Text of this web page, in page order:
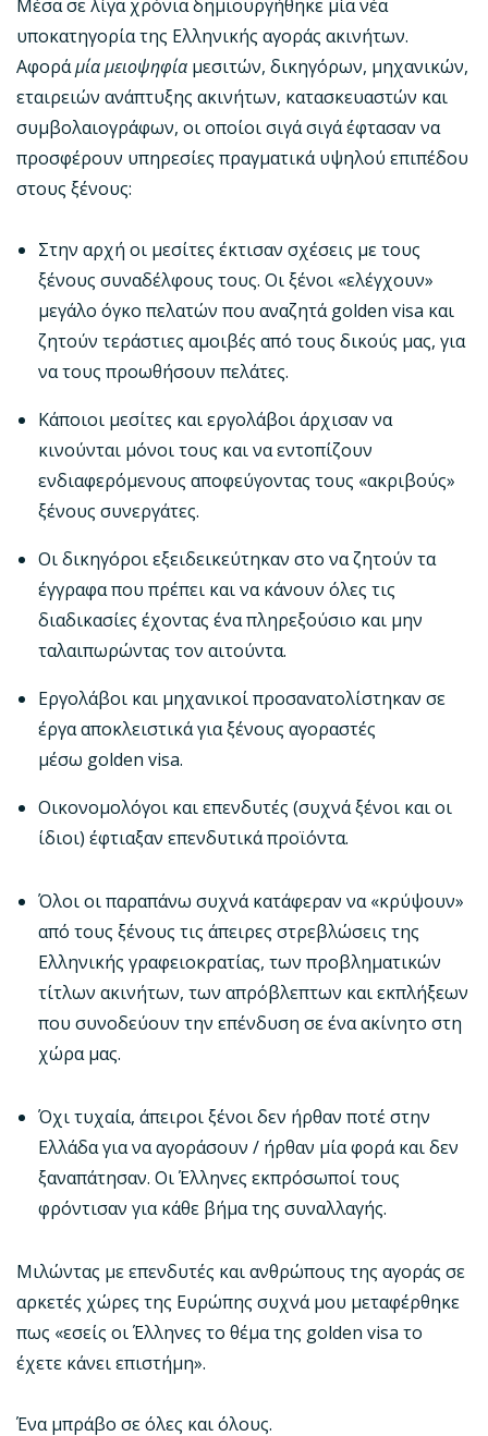
Μέσα σε λίγα χρόνια δημιουργήθηκε μία νέα
υποκατηγορία της Ελληνικής αγοράς ακινήτων.
Αφοράμία μειοψηφία μεσιτών, δικηγόρων, μηχανικών,
εταιρειών ανάπτυξης ακινήτων, κατασκευαστών και
συμβολαιογράφων, οι οποίοι σιγά σιγά έφτασαν να
προσφέρουν υπηρεσίες πραγματικά υψηλού επιπέδου
στους ξένους:
Στην αρχή οι μεσίτες έκτισαν σχέσεις με τους
ξένους συναδέλφους τους. Οι ξένοι «ελέγχουν»
μεγάλο όγκο πελατών που αναζητά golden visa και
ζητούν τεράστιες αμοιβές από τους δικούς μας, για
να τους προωθήσουν πελάτες.
Κάποιοι μεσίτες και εργολάβοι άρχισαν να
κινούνται μόνοι τους και να εντοπίζουν
ενδιαφερόμενους αποφεύγοντας τους «ακριβούς»
ξένους συνεργάτες.
Οι δικηγόροι εξειδεικεύτηκαν στο να ζητούν τα
έγγραφα που πρέπει και να κάνουν όλες τις
διαδικασίες έχοντας ένα πληρεξούσιο και μην
ταλαιπωρώντας τον αιτούντα.
Εργολάβοι και μηχανικοί προσανατολίστηκαν σε
έργα αποκλειστικά για ξένους αγοραστές
μέσω golden visa.
Οικονομολόγοι και επενδυτές (συχνά ξένοι και οι
ίδιοι) έφτιαξαν επενδυτικά προϊόντα.
Όλοι οι παραπάνω συχνά κατάφεραν να «κρύψουν»
από τους ξένους τις άπειρες στρεβλώσεις της
Ελληνικής γραφειοκρατίας, των προβληματικών
τίτλων ακινήτων, των απρόβλεπτων και εκπλήξεων
που συνοδεύουν την επένδυση σε ένα ακίνητο στη
χώρα μας.
Όχι τυχαία, άπειροι ξένοι δεν ήρθαν ποτέ στην
Ελλάδα για να αγοράσουν / ήρθαν μία φορά και δεν
ξαναπάτησαν. Οι Έλληνες εκπρόσωποί τους
φρόντισαν για κάθε βήμα της συναλλαγής.
Μιλώντας με επενδυτές και ανθρώπους της αγοράς σε
αρκετές χώρες της Ευρώπης συχνά μου μεταφέρθηκε
πως «εσείς οι Έλληνες το θέμα της golden visa το
έχετε κάνει επιστήμη».
Ένα μπράβο σε όλες και όλους.